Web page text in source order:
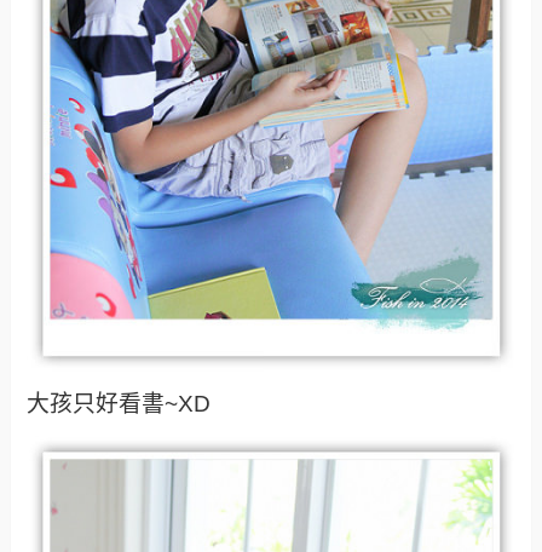
大孩只好看書~XD